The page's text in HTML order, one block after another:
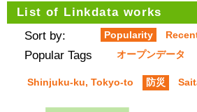
List of Linkdata works
Sort by:
Popularity
Popular Tags オープンデータ
Shinjuku-ku, Tokyo-to 防災